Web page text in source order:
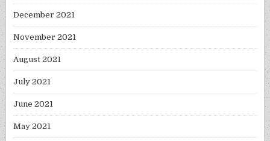
December 2021
November 2021
August 2021
July 2021
June 2021
May 2021